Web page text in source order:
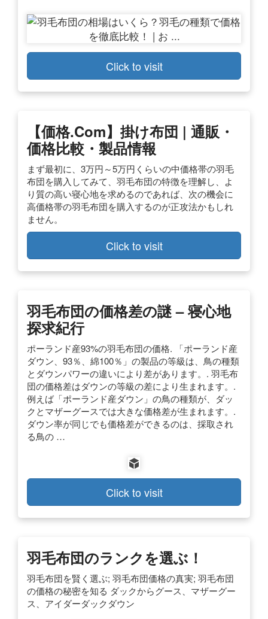
Click to visit
【価格.com】掛け布団 | 通販・
価格比較・製品情報
まず最初に、3万円～5万円くらいの中価格帯の羽毛
布団を購入してみて、羽毛布団の特徴を理解し、よ
り質の高い寝心地を求めるのであれば、次の機会に
高価格帯の羽毛布団を購入するのが正攻法かもしれ
ません。
Click to visit
羽毛布団の価格差の謎 – 寝心地
探求紀行
ポーランド産93%の羽毛布団の価格. 「ポーランド産
ダウン、93％、綿100％」の製品の等級は、鳥の種類
とダウンパワーの違いにより差があります。. 羽毛布
団の価格差はダウンの等級の差により生まれます。.
例えば「ポーランド産ダウン」の鳥の種類が、ダッ
クとマザーグースでは大きな価格差が生まれます。.
ダウン率が同じでも価格差ができるのは、採取され
る鳥の …
Click to visit
羽毛布団のランクを選ぶ！
羽毛布団を賢く選ぶ; 羽毛布団価格の真実; 羽毛布団
の価格の秘密を知る ダックからグース、マザーグー
ス、アイダーダックダウン